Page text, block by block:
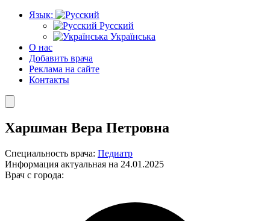
Язык:
Русский
Українська
О нас
Добавить врача
Реклама на сайте
Контакты
Харшман Вера Петровна
Специальность врача: Педиатр
Информация актуальная на 24.01.2025
Врач с города: